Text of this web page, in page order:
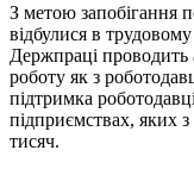
З метою запобігання
відбулися в
Держпраці проводить
роботу як з
підтримка
підприємствах, яких
тисяч.